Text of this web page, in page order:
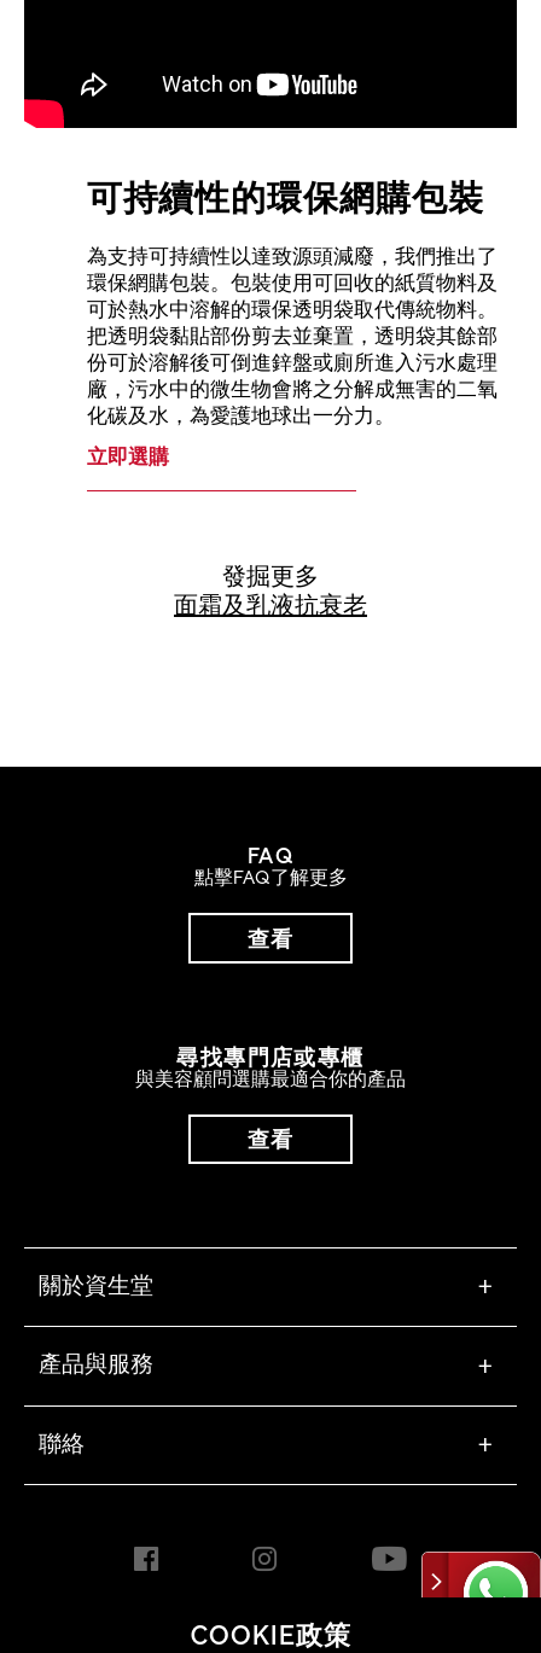
可持續性的環保網購包裝
為支持可持續性以達致源頭減廢，我們推出了
環保網購包裝。包裝使用可回收的紙質物料及
可於熱水中溶解的環保透明袋取代傳統物料。
把透明袋黏貼部份剪去並棄置，透明袋其餘部
份可於溶解後可倒進鋅盤或廁所進入污水處理
廠，污水中的微生物會將之分解成無害的二氧
化碳及水，為愛護地球出一分力。
立即選購
發掘更多
面霜及乳液抗衰老
COOKIE政策
FAQ
點擊FAQ了解更多
查看
尋找專門店或專櫃
與美容顧問選購最適合你的產品
查看
關於資生堂 +
產品與服務 +
聯絡 +